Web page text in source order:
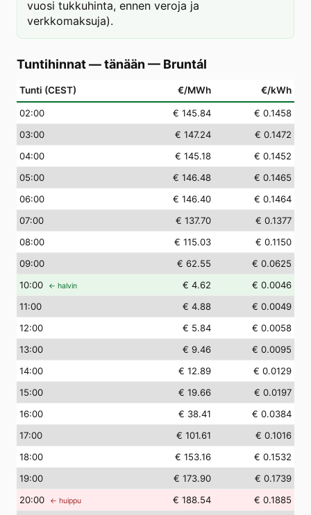
vuosi tukkuhinta, ennen veroja ja
verkkomaksuja).
Tuntihinnat — tänään — Bruntál
Tunti (CEST) €/MWh €/kWh
02:00 € 145.84
€ 0.1458
03:00 € 147.24
€ 0.1472
04:00 € 145.18
€ 0.1452
05:00 € 146.48
€ 0.1465
06:00 € 146.40
€ 0.1464
07:00 € 137.70
€ 0.1377
08:00 € 115.03
€ 0.1150
09:00 € 62.55
€ 0.0625
10:00 ← halvin € 4.62
€ 0.0046
11:00 € 4.88
€ 0.0049
12:00 € 5.84
€ 0.0058
13:00 € 9.46
€ 0.0095
14:00 € 12.89
€ 0.0129
15:00 € 19.66
€ 0.0197
16:00 € 38.41
€ 0.0384
17:00 € 101.61
€ 0.1016
18:00 € 153.16
€ 0.1532
19:00 € 173.90
€ 0.1739
20:00 ← huippu € 188.54
€ 0.1885